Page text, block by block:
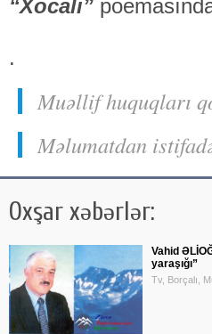
“Xocalı”
.
Muəllif huquqları
Məlumatdan
Oxşar xəbərlər:
Vahid
yaraşığı”
Tv, Borçalı,